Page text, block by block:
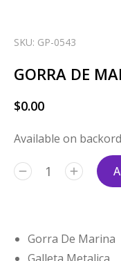
SKU: GP-0543
GORRA DE
$0.00
Available on
Gorra De Marina